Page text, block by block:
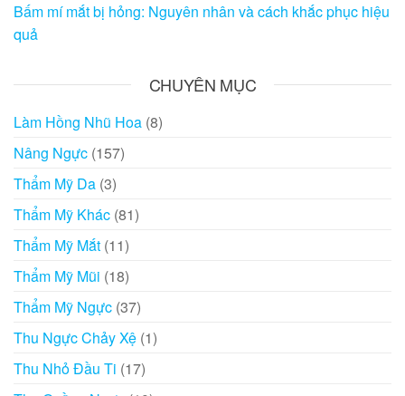
Bấm mí mắt bị hỏng: Nguyên nhân và cách khắc phục hiệu
quả
CHUYÊN MỤC
Làm Hồng Nhũ Hoa (8)
Nâng Ngực (157)
Thẩm Mỹ Da (3)
Thẩm Mỹ Khác (81)
Thẩm Mỹ Mắt (11)
Thẩm Mỹ Mũi (18)
Thẩm Mỹ Ngực (37)
Thu Ngực Chảy Xệ (1)
Thu Nhỏ Đầu Ti (17)